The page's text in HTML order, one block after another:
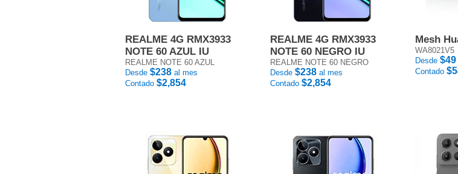
REALME 4G RMX3933
NOTE 60 AZUL IU
REALME NOTE 60 AZUL
Desde $238 al mes
Contado $2,854
REALME 4G RMX3933
NOTE 60 NEGRO IU
REALME NOTE 60 NEGRO
Desde $238 al mes
Contado $2,854
Mesh
WA8021V5
Desde $49
Contado